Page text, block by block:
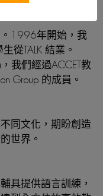
1996年開始，我
從TALK 結業。
我們經過ACCET教
Group 的成員。
同文化，期盼創造
世界。
具提供語言訓練，